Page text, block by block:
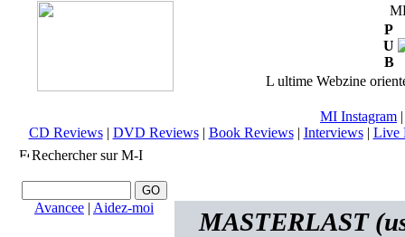
P
U
B
L ultime Webzine
MI Instagram
CD Reviews| DVD Reviews| Book Reviews| Interviews| Live
Rechercher sur M-I
Avancee | Aidez-moi MASTERLAST